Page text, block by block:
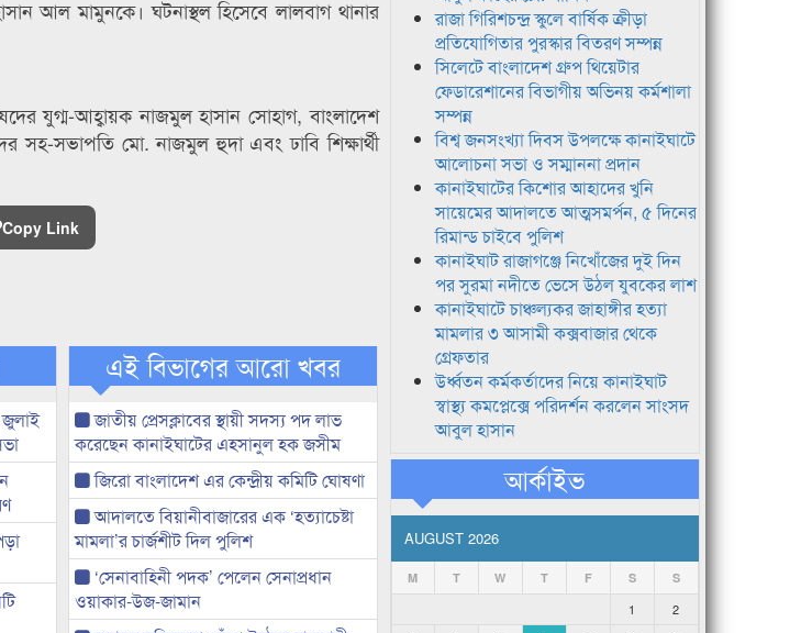
আল মামুনকে। ঘটনাস্থল হিসেবে লালবাগ থানার
যুগ্ম-আহ্বায়ক নাজমুল হাসান সোহাগ, বাংলাদেশ
সহ-সভাপতি মো. নাজমুল হুদা এবং ঢাবি শিক্ষার্থী
Copy Link
এই বিভাগের আরো খবর
জাতীয় প্রেসক্লাবের স্থায়ী সদস্য পদ লাভ
করেছেন কানাইঘাটের এহসানুল হক জসীম
জিরো বাংলাদেশ এর কেন্দ্রীয় কমিটি ঘোষণা
আদালতে বিয়ানীবাজারের এক ‘হত্যাচেষ্টা
মামলা’র চার্জশীট দিল পুলিশ
‘সেনাবাহিনী পদক’ পেলেন সেনাপ্রধান
ওয়াকার-উজ-জামান
রাজা গিরিশচন্দ্র স্কুলে বার্ষিক ক্রীড়া
প্রতিযোগিতার পুরস্কার বিতরণ সম্পন্ন
সিলেটে বাংলাদেশ গ্রুপ থিয়েটার
ফেডারেশানের বিভাগীয় অভিনয় কর্মশালা
সম্পন্ন
বিশ্ব জনসংখ্যা দিবস উপলক্ষে কানাইঘাটে
আলোচনা সভা ও সম্মাননা প্রদান
কানাইঘাটের কিশোর আহাদের খুনি
সায়েমের আদালতে আত্মসমর্পন, ৫ দিনের
রিমান্ড চাইবে পুলিশ
কানাইঘাট রাজাগঞ্জে নিখোঁজের দুই দিন
পর সুরমা নদীতে ভেসে উঠল যুবকের লাশ
কানাইঘাটে চাঞ্চল্যকর জাহাঙ্গীর হত্যা
মামলার ৩ আসামী কক্সবাজার থেকে
গ্রেফতার
উর্ধ্বতন কর্মকর্তাদের নিয়ে কানাইঘাট
স্বাস্থ্য কমপ্লেক্সে পরিদর্শন করলেন সাংসদ
আবুল হাসান
আর্কাইভ
AUGUST 2026
M T W T F S S
1
2